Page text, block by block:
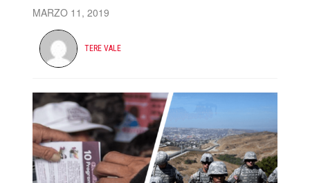
MARZO 11, 2019
TERE VALE